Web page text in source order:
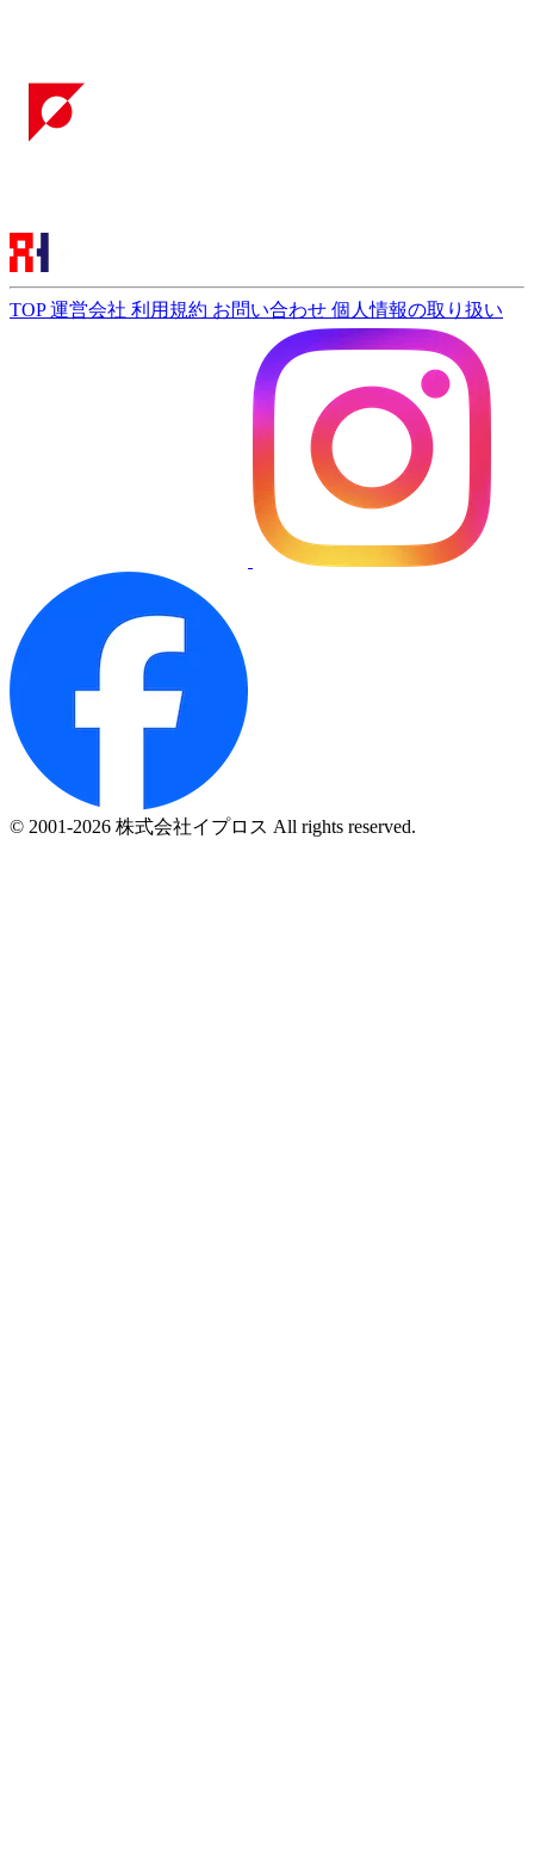
TOP運営会社 利用規約 お問い合わせ 個人情報の取り扱い
© 2001-2026 株式会社イプロス All rights reserved.